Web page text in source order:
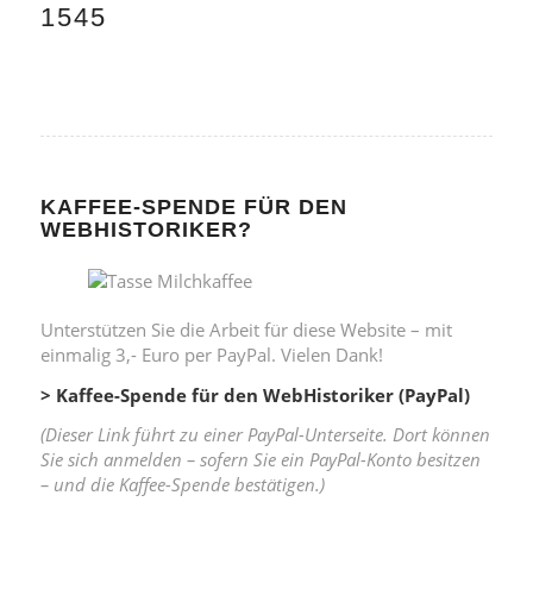
1545
KAFFEE-SPENDE FÜR DEN
WEBHISTORIKER?
Unterstützen Sie die Arbeit für diese Website – mit
einmalig 3,- Euro per PayPal. Vielen Dank!
> Kaffee-Spende für den WebHistoriker (PayPal)
(Dieser Link führt zu einer PayPal-Unterseite. Dort können
Sie sich anmelden – sofern Sie ein PayPal-Konto besitzen
– und die Kaffee-Spende bestätigen.)